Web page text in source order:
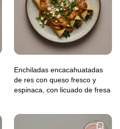
Enchiladas encacahuatadas
de res con queso fresco y
espinaca, con licuado de fresa